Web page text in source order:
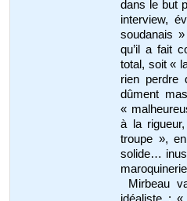
dans le but
interview,
soudanais
qu’il a fait
total, soit «
rien perdre
dûment
«
à la
troupe »,
solide…
Mirbeau